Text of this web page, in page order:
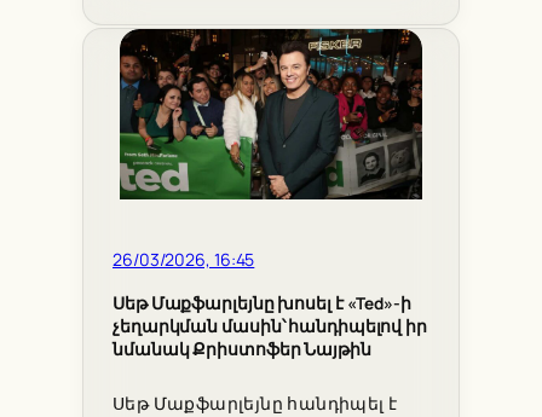
26/03/2026, 16:45
Սեթ Մաքֆարլեյնը խոսել է «Ted»-ի
չեղարկման մասին՝ հանդիպելով իր
նմանակ Քրիստոֆեր Նայթին
Սեթ Մաքֆարլեյնը հանդիպել է